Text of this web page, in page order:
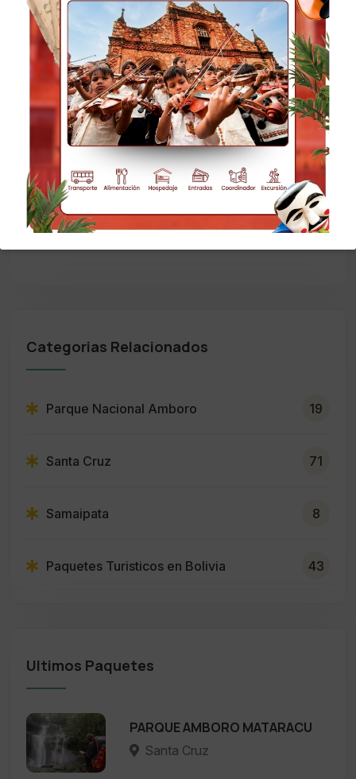
Consultar vigencia en feriados. Misional Tours
se reserva el derecho a hacer cambios o
modificaciones en el orden de las excursiones
debido a factores climáticos, sociales y de otra
índole. Misional Tours NO le asegura la
observación de ningún tipo de animal.
Transporte Privado hasta la Reja Verde, a partir
de ahí se baja en un transporte de Refugio
Volcanes ya que otro tipo de Vehículo no está
Categorias Relacionados
Parque Nacional Amboro 19
Santa Cruz 71
Samaipata 8
Paquetes Turisticos en Bolivia 43
Ultimos Paquetes
PARQUE AMBORO MATARACU
Santa Cruz